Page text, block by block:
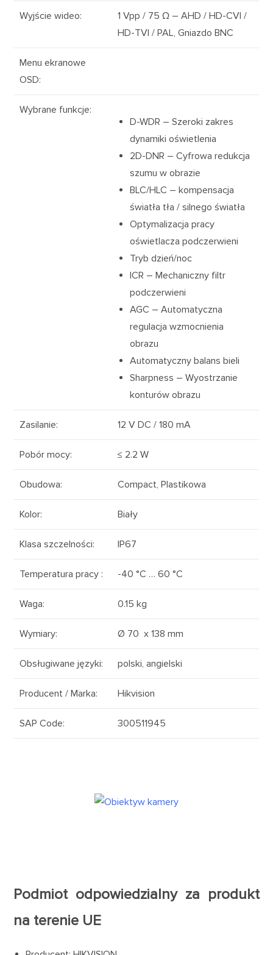
Wyjście wideo: 1Vpp / 75 Ω –AHD /HD-CVI /
HD-TVI /PAL, Gniazdo BNC
Menu ekranowe
OSD:
Wybrane funkcje:
D-WDR – Szeroki zakres
dynamiki oświetlenia
2D-DNR – Cyfrowa redukcja
szumu w obrazie
BLC/HLC – kompensacja
światła tła / silnego światła
Optymalizacja pracy
oświetlacza podczerwieni
Tryb dzień/noc
ICR – Mechaniczny filtr
podczerwieni
AGC – Automatyczna
regulacja wzmocnienia
obrazu
Automatyczny balans bieli
Sharpness – Wyostrzanie
konturów obrazu
Zasilanie: 12 VDC / 180 mA
Pobór mocy: ≤ 2.2 W
Obudowa: Compact, Plastikowa
Kolor: Biały
Klasa szczelności: IP67
Temperatura pracy : -40 °C … 60 °C
Waga: 0.15 kg
Wymiary: Ø 70 x 138 mm
Obsługiwane języki: polski, angielski
Producent / Marka: Hikvision
SAP Code: 300511945
Podmiot odpowiedzialny za produkt
na terenie UE